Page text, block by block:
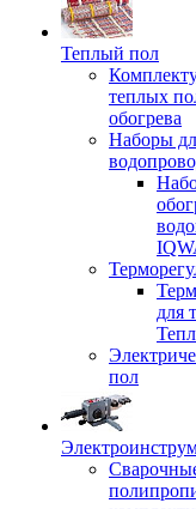
Теплый пол
теплых
обогрева
Наборы
для
пол